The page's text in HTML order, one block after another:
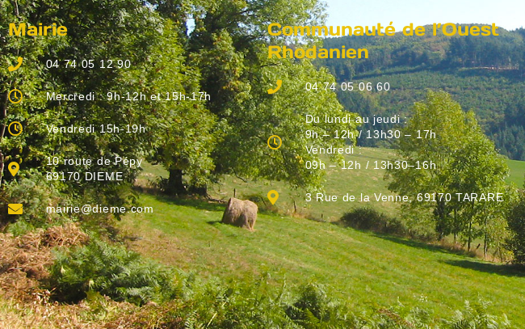
Mairie
04 74 05 12 90
Mercredi : 9h-12h et 15h-17h
Vendredi 15h-19h
10 route de Pépy
69170 DIEME
mairie@dieme.com
Communauté de l’Ouest
Rhodanien
04 74 05 06 60
Du lundi au jeudi :
9h – 12h / 13h30 – 17h
Vendredi :
09h – 12h / 13h30–16h
3 Rue de la Venne, 69170 TARARE